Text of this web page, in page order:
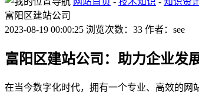
富阳区建站公司
2023-08-19 00:00:25 浏览次数：33 作者：see
富阳区建站公司：助力企业发
在当今数字化时代，拥有一个专业、高效的